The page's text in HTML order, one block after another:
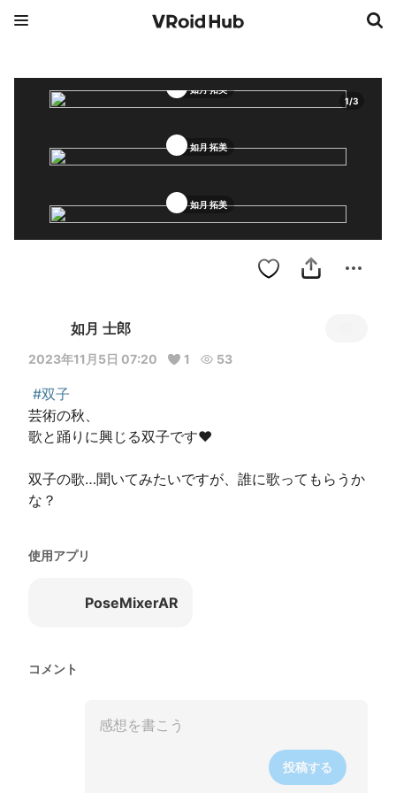
1/3
如月 拓美
如月 拓美
如月 拓美
如月 士郎
2023年11月5日 07:20 1 53
#双子
芸術の秋、
歌と踊りに興じる双子です❤️
双子の歌…聞いてみたいですが、誰に歌ってもらうか
な？
使用アプリ
PoseMixerAR
コメント
投稿する